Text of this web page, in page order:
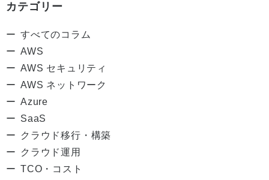
カテゴリー
すべてのコラム
AWS
AWS セキュリティ
AWS ネットワーク
Azure
SaaS
クラウド移行・構築
クラウド運用
TCO・コスト